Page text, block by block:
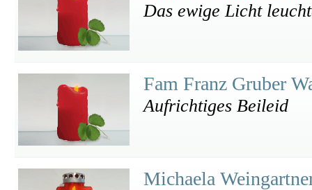
Das ewige Licht
Fam Franz Gruber
Aufrichtiges Beileid
Michaela